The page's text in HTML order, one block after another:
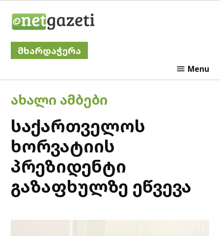
მხარდაჭერა
Menu
POSTED
IN
ᲐᲮᲐᲚᲘ ᲐᲛᲑᲔᲑᲘ
საქართველოს
ხორვატიის
პრეზიდენტი
გაზაფხულზე ეწვევა